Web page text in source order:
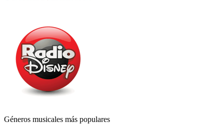
Géneros musicales más populares